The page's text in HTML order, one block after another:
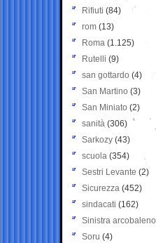
Rifiuti (84)
rom (13)
Roma (1.125)
Rutelli (9)
san gottardo (4)
San Martino (3)
San Miniato (2)
sanità (306)
Sarkozy (43)
scuola (354)
Sestri Levante (2)
Sicurezza (452)
sindacati (162)
Sinistra arcobaleno
Soru (4)